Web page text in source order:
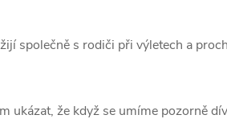
společně s rodiči při výletech a
že když se umíme pozorně